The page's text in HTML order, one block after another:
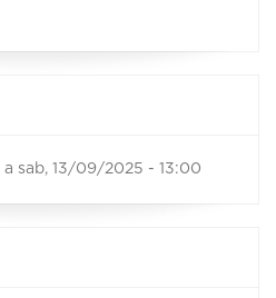
a sab, 13/09/2025 - 13:00